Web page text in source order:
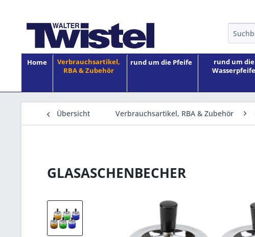
Home
Verbrauchsartikel,
RBA & Zubehör
rund um die Pfeife
rund um die
Wasserpfeife
Übersicht Verbrauchsartikel, RBA & Zubehör
GLASASCHENBECHER